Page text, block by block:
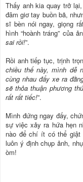
Thấy anh kia quay trở
đâm giơ tay buồn bã,
sĩ bèn nói ngay, giọng
hình “hoành tráng” của
sai rồi!”.
Rồi anh tiếp tục, trịnh
chiều thế này, mình dễ
cùng nhau đẩy xe ra
sẽ thỏa thuận phương
rất rất tiếc!”.
Mình đứng ngay đấy,
sự việc xảy ra hứa hẹn
nào để chí ít có thể giật
luôn ý định chụp ảnh,
òm!